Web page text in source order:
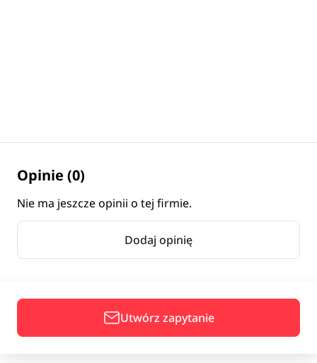
Opinie (0)
Nie ma jeszcze opinii o tej firmie.
Dodaj opinię
Utwórz zapytanie